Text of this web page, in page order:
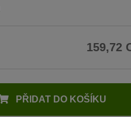
159,72
PŘIDAT DO KOŠÍKU